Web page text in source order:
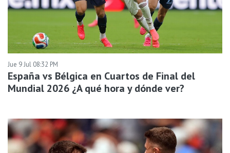
Jue 9 Jul 08:32 PM
España vs Bélgica en Cuartos de Final del
Mundial 2026 ¿A qué hora y dónde ver?